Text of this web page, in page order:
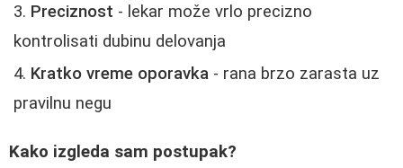
Preciznost - lekar može vrlo precizno
kontrolisati dubinu delovanja
Kratko vreme oporavka - rana brzo zarasta uz
pravilnu negu
Kako izgleda sam postupak?